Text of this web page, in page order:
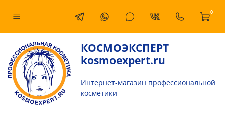
0
КОСМОЭКСПЕРТ
kosmoexpert.ru
Интернет-магазин профессиональной
косметики